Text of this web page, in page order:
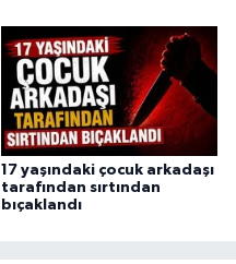
17 yaşındaki çocuk arkadaşı
tarafından sırtından
bıçaklandı